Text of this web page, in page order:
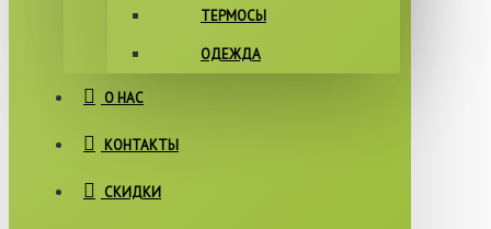
ТЕРМОСЫ
ОДЕЖДА
О НАС
КОНТАКТЫ
СКИДКИ